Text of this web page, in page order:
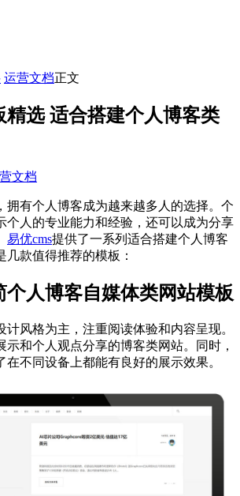
运营文档正文
精选 适合搭建个人博客类
文档
拥有个人博客成为越来越多人的选择。个
个人的专业能力和经验，还可以成为分享
易优cms提供了一系列适合搭建个人博客
几款值得推荐的模板：
个人博客自媒体类网站模板
计风格为主，注重阅读体验和内容呈现。
示和个人观点分享的博客类网站。同时，
在不同设备上都能有良好的展示效果。